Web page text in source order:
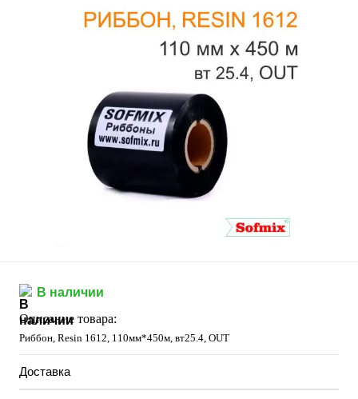
В наличии
Описание товара:
Риббон, Resin 1612, 110мм*450м, вт25.4, OUT
Доставка